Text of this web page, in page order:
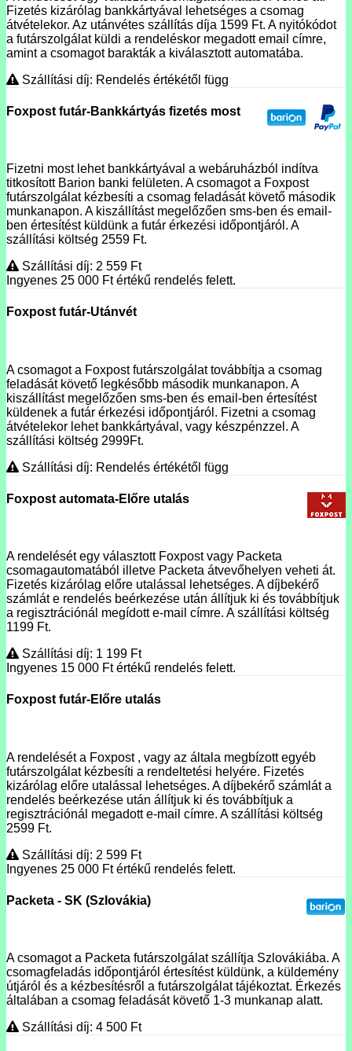
Fizetés kizárólag bankkártyával lehetséges a csomag
átvételekor. Az utánvétes szállítás díja 1599 Ft. A nyitókódot
a futárszolgálat küldi a rendeléskor megadott email címre,
amint a csomagot barakták a kiválasztott automatába.
Szállítási díj: Rendelés értékétől függ
Foxpost futár-Bankkártyás fizetés most
Fizetni most lehet bankkártyával a webáruházból indítva
titkosított Barion banki felületen. A csomagot a Foxpost
futárszolgálat kézbesíti a csomag feladását követő második
munkanapon. A kiszállítást megelőzően sms-ben és email-
ben értesítést küldünk a futár érkezési időpontjáról. A
szállítási költség 2559 Ft.
Szállítási díj: 2 559 Ft
Ingyenes 25 000 Ftértékű rendelés felett.
Foxpost futár-Utánvét
A csomagot a Foxpost futárszolgálat továbbítja a csomag
feladását követő legkésőbb második munkanapon. A
kiszállítást megelőzően sms-ben és email-ben értesítést
küldenek a futár érkezési időpontjáról. Fizetni a csomag
átvételekor lehet bankkártyával, vagy készpénzzel. A
szállítási költség 2999Ft.
Szállítási díj: Rendelés értékétől függ
Foxpost automata-Előre utalás
A rendelését egy választott Foxpost vagy Packeta
csomagautomatából illetve Packeta átvevőhelyen veheti át.
Fizetés kizárólag előre utalással lehetséges. A díjbekérő
számlát e rendelés beérkezése után állítjuk ki és továbbítjuk
a regisztrációnál megídott e-mail címre. A szállítási költség
1199 Ft.
Szállítási díj: 1 199 Ft
Ingyenes 15 000 Ftértékű rendelés felett.
Foxpost futár-Előre utalás
A rendelését a Foxpost , vagy az általa megbízott egyéb
futárszolgálat kézbesíti a rendeltetési helyére. Fizetés
kizárólag előre utalással lehetséges. A díjbekérő számlát a
rendelés beérkezése után állítjuk ki és továbbítjuk a
regisztrációnál megadott e-mail címre. A szállítási költség
2599 Ft.
Szállítási díj: 2 599 Ft
Ingyenes 25 000 Ftértékű rendelés felett.
Packeta - SK (Szlovákia)
A csomagot a Packeta futárszolgálat szállítja Szlovákiába. A
csomagfeladás időpontjáról értesítést küldünk, a küldemény
útjáról és a kézbesítésről a futárszolgálat tájékoztat. Érkezés
általában a csomag feladását követő 1-3 munkanap alatt.
Szállítási díj: 4 500 Ft